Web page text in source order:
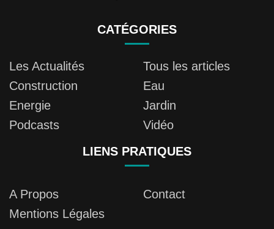
CATÉGORIES
Les Actualités
Tous les articles
Construction
Eau
Energie
Jardin
Podcasts
Vidéo
LIENS PRATIQUES
A Propos
Contact
Mentions Légales